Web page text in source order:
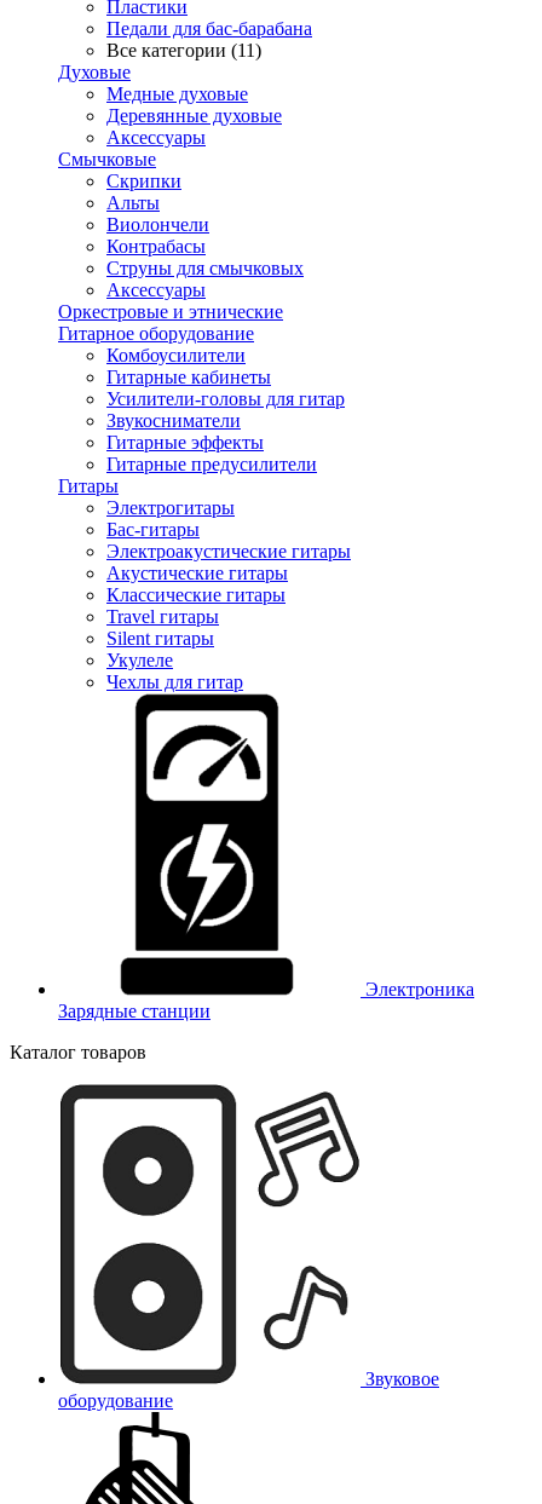
Пластики
Педали для бас-барабана
Все категории (11)
Духовые
Медные духовые
Деревянные духовые
Аксессуары
Смычковые
Скрипки
Альты
Виолончели
Контрабасы
Струны для смычковых
Аксеcсуары
Оркестровые и этнические
Гитарное оборудование
Комбоусилители
Гитарные кабинеты
Усилители-головы для гитар
Звукосниматели
Гитарные эффекты
Гитарные предусилители
Гитары
Электрогитары
Бас-гитары
Электроакустические гитары
Акустические гитары
Классические гитары
Travel гитары
Silent гитары
Укулеле
Чехлы для гитар
Электроника
Зарядные станции
Каталог товаров
Звуковое
оборудование